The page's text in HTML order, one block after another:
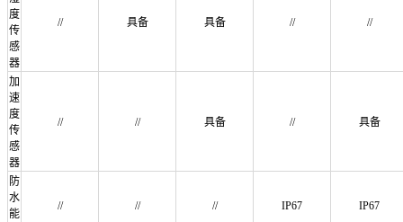
度
传
感
器
// 具备 具备 // //
加
速
度
传
感
器
// // 具备 // 具备
防
水
能
// // // IP67 IP67